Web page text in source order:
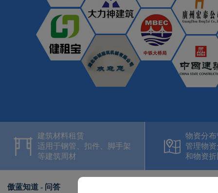
建筑材料租赁
适用于钢管、扣件、脚手架
等建筑周材
物资分布
管理物
和物资折
傲蓝知道 - 问答